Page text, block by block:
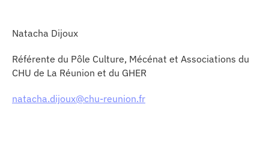
Natacha Dijoux
Référente du Pôle Culture, Mécénat et Associations du
CHU de La Réunion et du GHER
natacha.dijoux@chu-reunion.fr